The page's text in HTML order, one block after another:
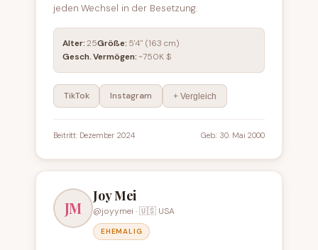
jeden Wechsel in der Besetzung.
Alter:25Größe: 5'4" (163 cm)
Gesch. Vermögen:~750K $
TikTok Instagram + Vergleich
Beitritt: Dezember 2024 Geb.: 30. Mai 2000
JM
Joy Mei
@joyymei · 🇺🇸 USA
EHEMALIG